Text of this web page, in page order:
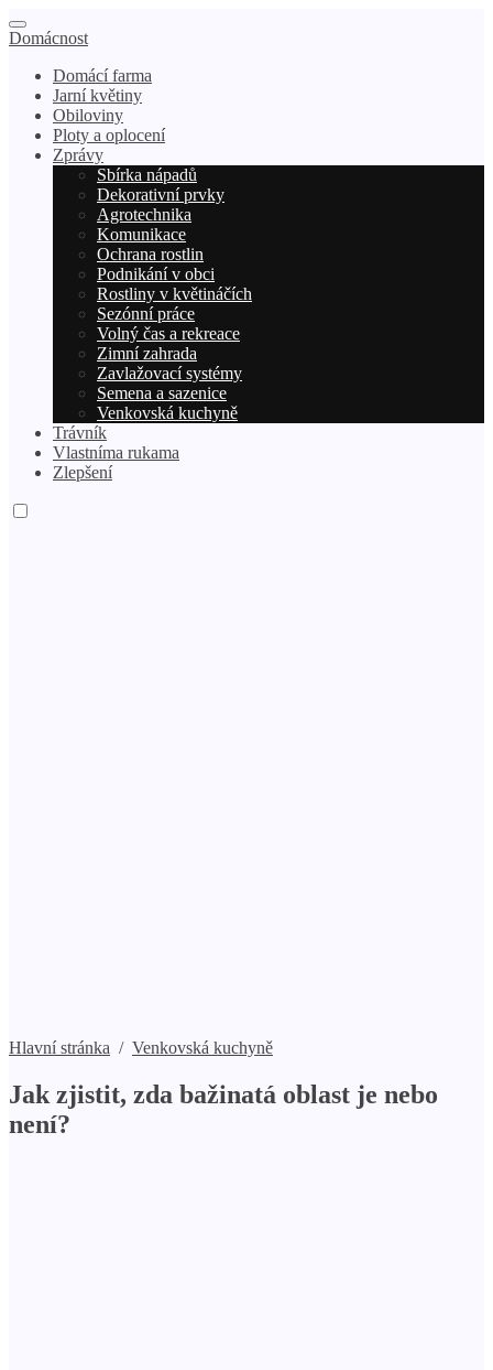
Domácnost
Domácí farma
Jarní květiny
Obiloviny
Ploty a oplocení
Zprávy
Sbírka nápadů
Dekorativní prvky
Agrotechnika
Komunikace
Ochrana rostlin
Podnikání v obci
Rostliny v květináčích
Sezónní práce
Volný čas a rekreace
Zimní zahrada
Zavlažovací systémy
Semena a sazenice
Venkovská kuchyně
Trávník
Vlastníma rukama
Zlepšení
Hlavní stránka / Venkovská kuchyně
Jak zjistit, zda bažinatá oblast je nebo
není?